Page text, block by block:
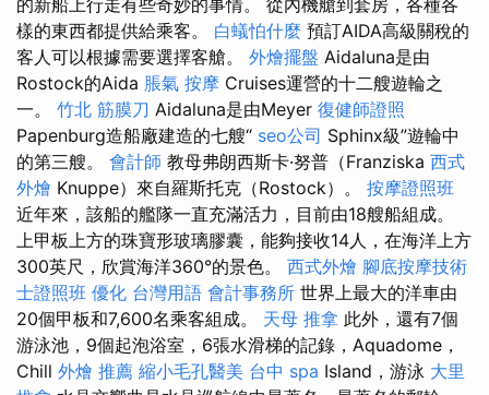
的新船上行走有些奇妙的事情。 從內機艙到套房，各種各
樣的東西都提供給乘客。 白蟻怕什麼 預訂AIDA高級關稅的
客人可以根據需要選擇客艙。 外燴擺盤 Aidaluna是由
Rostock的Aida 脹氣 按摩 Cruises運營的十二艘遊輪之
一。 竹北 筋膜刀 Aidaluna是由Meyer 復健師證照
Papenburg造船廠建造的七艘“ seo公司 Sphinx級”遊輪中
的第三艘。 會計師 教母弗朗西斯卡·努普（Franziska 西式
外燴 Knuppe）來自羅斯托克（Rostock）。 按摩證照班
近年來，該船的艦隊一直充滿活力，目前由18艘船組成。
上甲板上方的珠寶形玻璃膠囊，能夠接收14人，在海洋上方
300英尺，欣賞海洋360°的景色。 西式外燴 腳底按摩技術
士證照班 優化 台灣用語 會計事務所 世界上最大的洋車由
20個甲板和7,600名乘客組成。 天母 推拿 此外，還有7個
游泳池，9個起泡浴室，6張水滑梯的記錄，Aquadome，
Chill 外燴 推薦 縮小毛孔醫美 台中 spa Island，游泳 大里